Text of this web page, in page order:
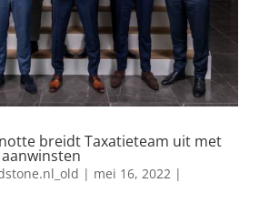
breidt Taxatieteam uit met
| mei 16, 2022|